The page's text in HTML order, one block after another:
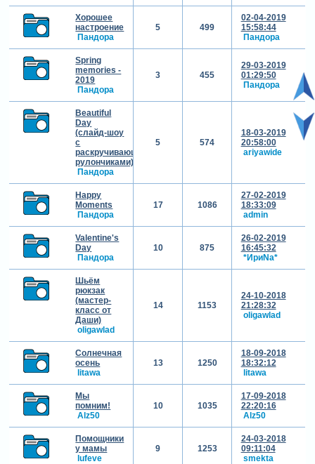
Хорошее
настроение
Пандора
5 499
02-04-2019
15:58:44
Пандора
Spring
memories -
2019
Пандора
3 455
29-03-2019
01:29:50
Пандора
Beautiful
Day
(слайд-шоу
с
раскручивающимися
рулончиками)
Пандора
5 574
18-03-2019
20:58:00
ariyawide
Happy
Moments
Пандора
17 1086
27-02-2019
18:33:09
admin
Valentine's
Day
Пандора
10 875
26-02-2019
16:45:32
*ИриNа*
Шьём
рюкзак
(мастер-
класс от
Даши)
oligawlad
14 1153
24-10-2018
21:28:32
oligawlad
Солнечная
осень
litawa
13 1250
18-09-2018
18:32:12
litawa
Мы
помним!
Alz50
10 1035
17-09-2018
22:20:16
Alz50
Помощники
у мамы
lufeve
9 1253
24-03-2018
09:11:04
smekta